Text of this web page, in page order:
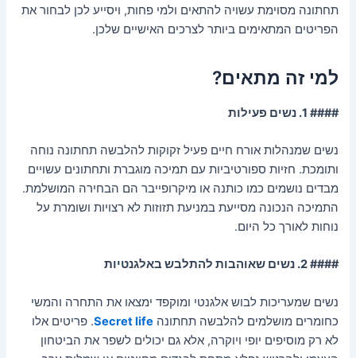
תחתונה מסוימת עשויה להתאים ולמי פחות, ויסייע לכן לבחור את
הפריטים המתאימים ביותר לצרכים האישיים שלכן.
למי זה מתאים?
#### 1. נשים פעילות
נשים שמנהלות אורח חיים פעיל זקוקות להלבשה תחתונה נוחה
ותומכת. חזיות ספורטיביות עם תמיכה מוגברת ותחתונים עשויים
מבדים נושמים כמו כותנה או מיקרופייבר הם הבחירה המושלמת.
התמיכה הנכונה מסייעת במניעת תזוזות לא רצויות ושומרת על
נוחות לאורך כל היום.
#### 2. נשים שאוהבות להתלבש באלגנטיות
נשים שמעריכות לבוש אלגנטי ומוקפד ימצאו את התחרה והמשי
כחומרים מושלמים להלבשה תחתונה Secret life. פריטים אלו
לא רק מוסיפים יופי ויוקרה, אלא גם יכולים לשפר את הביטחון